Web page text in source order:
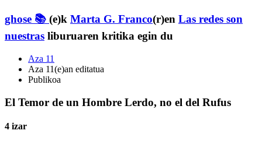
ghose 📚 (e)k Marta G. Franco(r)en Las redes son
nuestras liburuaren kritika egin du
Aza 11
Aza 11(e)an editatua
Publikoa
El Temor de un Hombre Lerdo, no el del Rufus
4 izar